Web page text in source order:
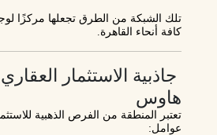
تلك الشبكة من الطرق تجعلها مركزًا
كافة أنحاء القاهرة.
جاذبية الاستثمار
هاوس
تعتبر المنطقة من الفرص الذهبية
عوامل: